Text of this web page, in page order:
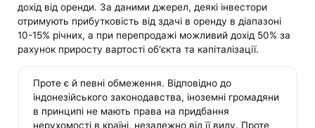
дохід від оренди. За даними джерел, деякі інвестори
отримують прибутковість від здачі в оренду в діапазоні
10-15% річних, а при перепродажі можливий дохід 50% за
рахунок приросту вартості об'єкта та капіталізації.
Проте є й певні обмеження. Відповідно до
індонезійського законодавства, іноземні громадяни
в принципі не мають права на придбання
нерухомості в країні, незалежно від її виду. Проте